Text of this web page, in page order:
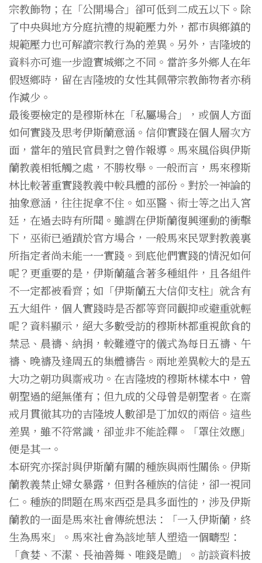
宗教飾物；在「公開場合」卻可低到二成五以下。除
了中央與地方分庭抗禮的規範壓力外，都市與鄉鎮的
規範壓力也可解讀宗教行為的差異。另外，吉隆坡的
資料亦可進一步證實城鄉之不同。當許多外鄉人在年
假返鄉時，留在吉隆坡的女性其佩帶宗教飾物者亦稍
作減少。
最後要檢定的是穆斯林在「私屬場合」，或個人方面
如何實踐及思考伊斯蘭意涵。信仰實踐在個人層次方
面，當年的殖民官員對之曾作報導。馬來風俗與伊斯
蘭教義相牴觸之處，不勝枚舉。一般而言，馬來穆斯
林比較著重實踐教義中較具體的部份。對於一神論的
抽象意涵，往往捉拿不住。如巫醫、術士等之出入宮
廷，在過去時有所聞。雖謂在伊斯蘭復興運動的衝擊
下，巫術已遁蹟於官方場合，一般馬來民眾對教義裏
所指定者尚未能一一實踐。到底他們實踐的情況如何
呢？更重要的是，伊斯蘭蘊含著多種組件，且各組件
不一定都被看齊；如「伊斯蘭五大信仰支柱」就含有
五大組件，個人實踐時是否都等齊同觀抑或避重就輕
呢？資料顯示，絕大多數受訪的穆斯林都重視飲食的
禁忌、晨禱、納捐，較難遵守的儀式為每日五禱、午
禱、晚禱及逢周五的集體禱告。兩地差異較大的是五
大功之朝功與齋戒功。在吉隆坡的穆斯林樣本中，曾
朝聖過的絕無僅有；但九成的父母曾是朝聖者。在齋
戒月貫徹其功的吉隆坡人數卻是丁加奴的兩倍。這些
差異，雖不符常識，卻並非不能詮釋。「罩住效應」
便是其一。
本研究亦探討與伊斯蘭有關的種族與兩性關係。伊斯
蘭教義禁止婦女暴露，但對各種族的信徒，卻一視同
仁。種族的問題在馬來西亞是具多面性的，涉及伊斯
蘭教的一面是馬來社會傳統想法：「一入伊斯蘭，終
生為馬來」。馬來社會為該地華人塑造一個疇型：
「貪婪、不潔、長袖善舞、唯錢是瞻」。訪談資料披